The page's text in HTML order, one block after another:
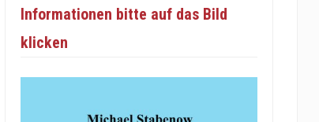
Informationen bitte auf das Bild
klicken